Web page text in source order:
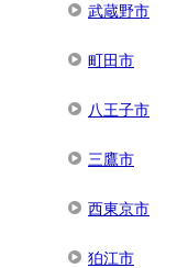
武蔵野市
町田市
八王子市
三鷹市
西東京市
狛江市